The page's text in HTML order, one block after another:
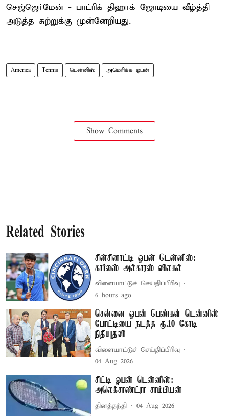
செஜ்ஜெர்மேன் - பாட்ரிக் திஹாக் ஜோடியை வீழ்த்தி
அடுத்த சுற்றுக்கு முன்னேறியது.
America Tennis டென்னிஸ் அமெரிக்க ஓபன்
Show Comments
Related Stories
சின்சினாட்டி ஓபன் டென்னிஸ்:
கார்லஸ் அல்காரஸ் விலகல்
விளையாட்டுச் செய்திப்பிரிவு
6 hours ago
சென்னை ஓபன் பெண்கள் டென்னிஸ்
போட்டியை நடத்த ரூ.10 கோடி
நிதியுதவி
விளையாட்டுச் செய்திப்பிரிவு
04 Aug 2026
சிட்டி ஓபன் டென்னிஸ்:
அலெக்சாண்ட்ரா சாம்பியன்
தினத்தந்தி 04 Aug 2026